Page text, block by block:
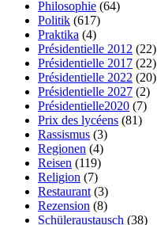
Philosophie (64)
Politik (617)
Praktika (4)
Présidentielle 2012 (22)
Présidentielle 2017 (22)
Présidentielle 2022 (20)
Présidentielle 2027 (2)
Présidentielle2020 (7)
Prix des lycéens (81)
Rassismus (3)
Regionen (4)
Reisen (119)
Religion (7)
Restaurant (3)
Rezension (8)
Schüleraustausch (38)